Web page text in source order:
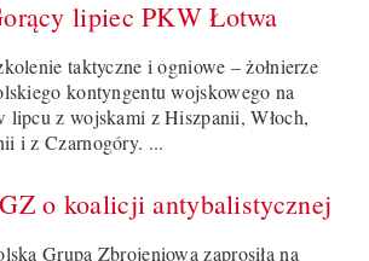
lipiec PKW Łotwa
taktyczne i ogniowe – żołnierze
kontyngentu wojskowego na
z wojskami z Hiszpanii, Włoch,
i z Czarnogóry. ...
o koalicji antybalistycznej
Grupa Zbrojeniowa zaprosiła na